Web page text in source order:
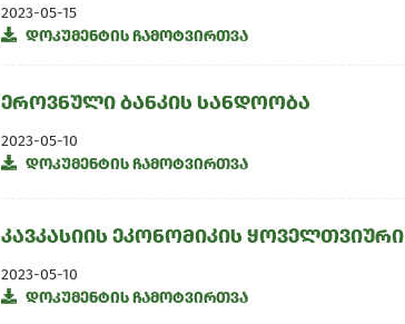
2023-05-15
დოკუმენტის ჩამოტვირთვა
ეროვნული ბანკის სანდოობა
2023-05-10
დოკუმენტის ჩამოტვირთვა
კავკასიის ეკონომიკის
2023-05-10
დოკუმენტის ჩამოტვირთვა